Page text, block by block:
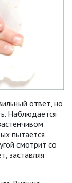
ответ, но
Наблюдается
пытается
смотрит со
заставляя